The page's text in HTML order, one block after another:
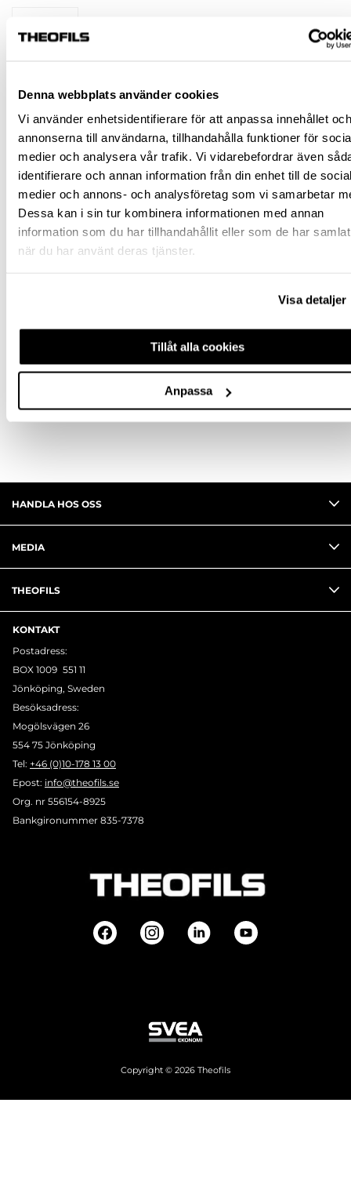
Denna webbplats använder cookies
Vi använder enhetsidentifierare för att anpassa innehållet och
annonserna till användarna, tillhandahålla funktioner för
medier och analysera vår trafik. Vi vidarebefordrar även
identifierare och annan information från din enhet till de
medier och annons- och analysföretag som vi samarbetar
Dessa kan i sin tur kombinera informationen med annan
information som du har tillhandahållit eller som de har
när du har använt deras tjänster.
Visa detaljer
Tillåt alla cookies
Anpassa
Jönköping huvudlager Finns i lager online
Jönköping butik Slut i lager
Stockholm butik Finns i lager
Snabba leveranser
Hämta i butik
HANDLA HOS OSS
MEDIA
THEOFILS
KONTAKT
Postadress:
BOX 1009 551 11
Jönköping, Sweden
Besöksadress:
Mogölsvägen 26
554 75 Jönköping
Tel: +46 (0)10-178 13 00
Epost: info@theofils.se
Org. nr 556154-8925
Bankgironummer 835-7378
Copyright © 2026 Theofils